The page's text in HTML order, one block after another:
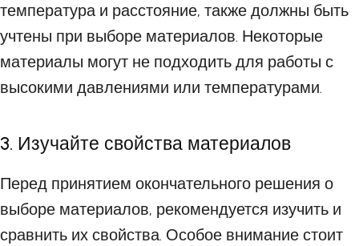
температура и расстояние, также должны быть
учтены при выборе материалов. Некоторые
материалы могут не подходить для работы с
высокими давлениями или температурами.
3. Изучайте свойства материалов
Перед принятием окончательного решения о
выборе материалов, рекомендуется изучить и
сравнить их свойства. Особое внимание стоит